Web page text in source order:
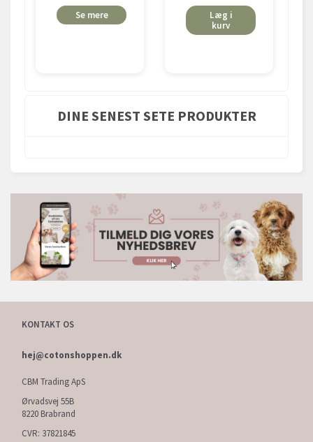
Se mere
Læg i
kurv
DINE SENEST SETE PRODUKTER
KONTAKT OS
hej@cotonshoppen.dk
CBM Trading ApS
Ørvadsvej 55B
8220 Brabrand
CVR: 37821845